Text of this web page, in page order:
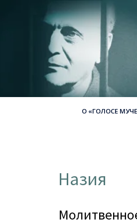
О «ГОЛОСЕ
Назия